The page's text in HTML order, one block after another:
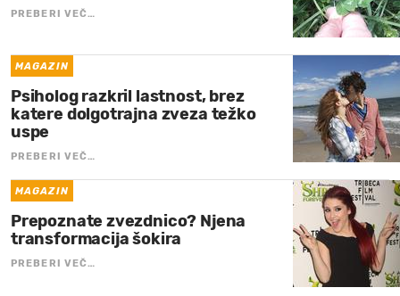
PREBERI VEČ…
MAGAZIN
Psiholog razkril lastnost, brez
katere dolgotrajna zveza težko
uspe
PREBERI VEČ…
MAGAZIN
Prepoznate zvezdnico? Njena
transformacija šokira
PREBERI VEČ…